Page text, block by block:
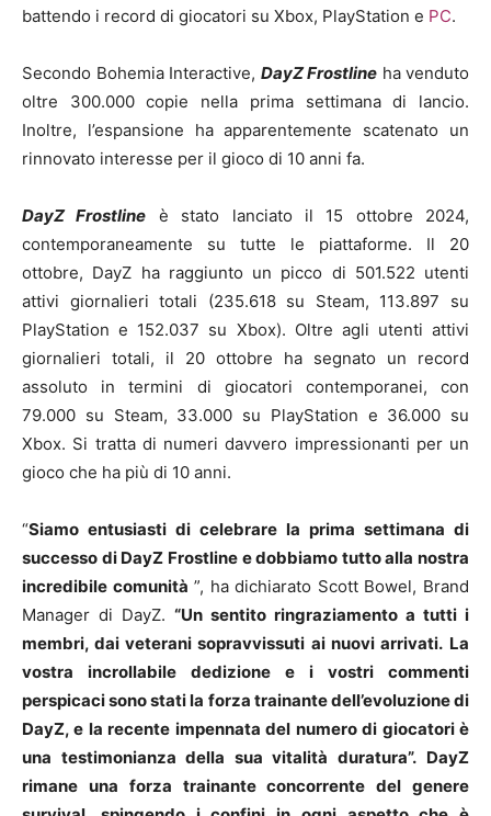
battendo i record di giocatori su Xbox, PlayStation e PC.
Secondo Bohemia Interactive, DayZ Frostline ha venduto
oltre 300.000 copie nella prima settimana di lancio.
Inoltre, l’espansione ha apparentemente scatenato un
rinnovato interesse per il gioco di 10 anni fa.
DayZ Frostline è stato lanciato il 15 ottobre 2024,
contemporaneamente su tutte le piattaforme. Il 20
ottobre, DayZ ha raggiunto un picco di 501.522 utenti
attivi giornalieri totali (235.618 su Steam, 113.897 su
PlayStation e 152.037 su Xbox). Oltre agli utenti attivi
giornalieri totali, il 20 ottobre ha segnato un record
assoluto in termini di giocatori contemporanei, con
79.000 su Steam, 33.000 su PlayStation e 36.000 su
Xbox. Si tratta di numeri davvero impressionanti per un
gioco che ha più di 10 anni.
“Siamo entusiasti di celebrare la prima settimana di
successo di DayZ Frostline e dobbiamo tutto alla nostra
incredibile comunità ”, ha dichiarato Scott Bowel, Brand
Manager di DayZ. “Un sentito ringraziamento a tutti i
membri, dai veterani sopravvissuti ai nuovi arrivati. La
vostra incrollabile dedizione e i vostri commenti
perspicaci sono stati la forza trainante dell’evoluzione di
DayZ, e la recente impennata del numero di giocatori è
una testimonianza della sua vitalità duratura”. DayZ
rimane una forza trainante concorrente del genere